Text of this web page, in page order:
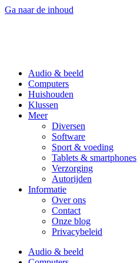
Ga naar de inhoud
Audio & beeld
Computers
Huishouden
Klussen
Meer
Diversen
Software
Sport & voeding
Tablets & smartphones
Verzorging
Autorijden
Informatie
Over ons
Contact
Onze blog
Privacybeleid
Audio & beeld